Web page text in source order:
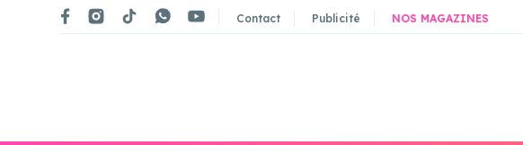
Contact Publicité NOS MAGAZINES